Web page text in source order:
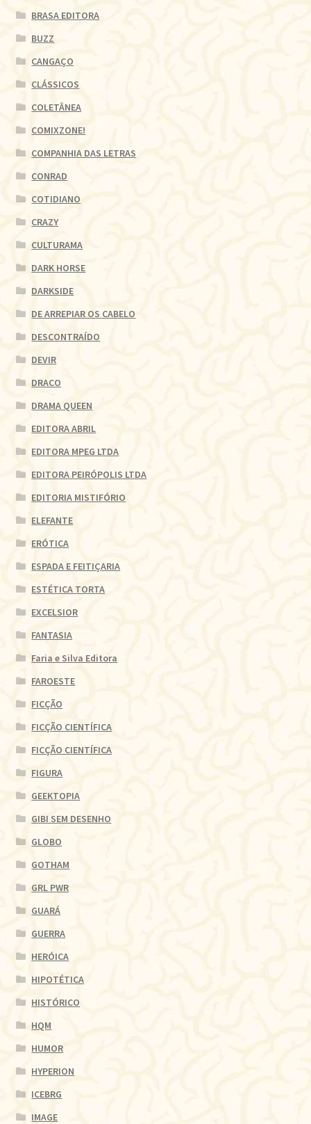
BRASA EDITORA
BUZZ
CANGAÇO
CLÁSSICOS
COLETÂNEA
COMIXZONE!
COMPANHIA DAS LETRAS
CONRAD
COTIDIANO
CRAZY
CULTURAMA
DARK HORSE
DARKSIDE
DE ARREPIAR OS CABELO
DESCONTRAÍDO
DEVIR
DRACO
DRAMA QUEEN
EDITORA ABRIL
EDITORA MPEG LTDA
EDITORA PEIRÓPOLIS LTDA
EDITORIA MISTIFÓRIO
ELEFANTE
ERÓTICA
ESPADA E FEITIÇARIA
ESTÉTICA TORTA
EXCELSIOR
FANTASIA
Faria e Silva Editora
FAROESTE
FICÇÃO
FICÇÃO CIENTÍFICA
FICÇÃO CIENTÍFICA
FIGURA
GEEKTOPIA
GIBI SEM DESENHO
GLOBO
GOTHAM
GRL PWR
GUARÁ
GUERRA
HERÓICA
HIPOTÉTICA
HISTÓRICO
HQM
HUMOR
HYPERION
ICEBRG
IMAGE